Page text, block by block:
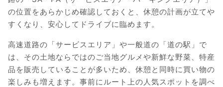
の位置をあらかじめ確認しておくと、休憩の計画が立てや
すくなり、安心してドライブに臨めます。
高速道路の「サービスエリア」や一般道の「道の駅」で
は、その土地ならではのご当地グルメや新鮮な野菜、特産
品を販売していることが多いため、休憩と同時に買い物の
楽しみも増えます。事前にルート上の人気スポットを調べ